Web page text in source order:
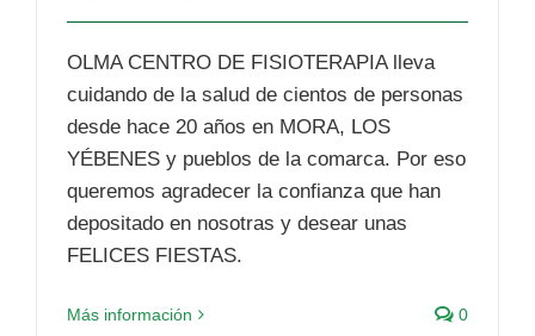
OLMA CENTRO DE FISIOTERAPIA lleva
cuidando de la salud de cientos de personas
desde hace 20 años en MORA, LOS
YÉBENES y pueblos de la comarca. Por eso
queremos agradecer la confianza que han
depositado en nosotras y desear unas
FELICES FIESTAS.
Más información 0